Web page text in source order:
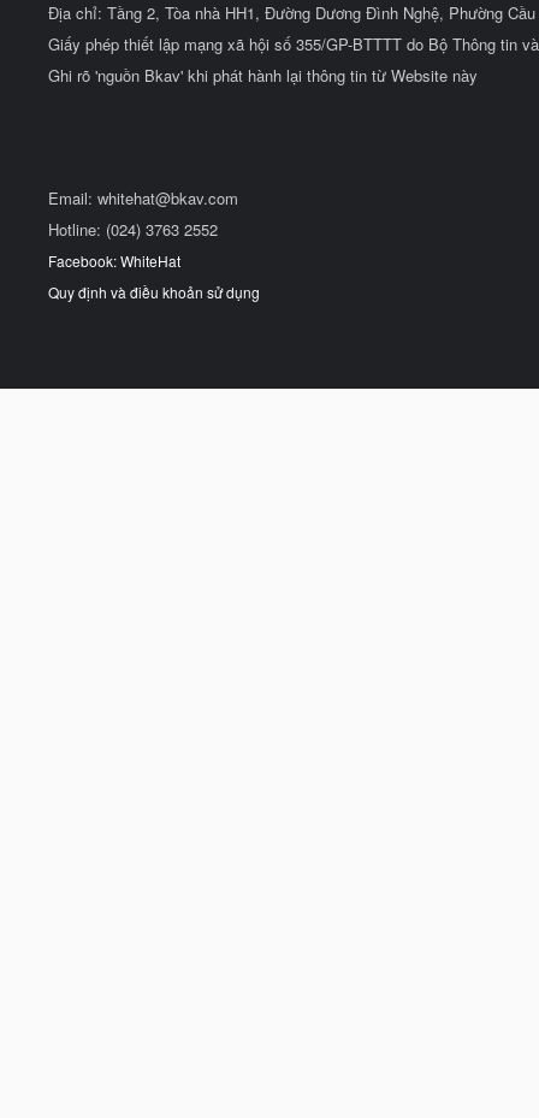
Địa chỉ: Tầng 2, Tòa nhà HH1, Đường Dương Đình Nghệ, Phường
Giấy phép thiết lập mạng xã hội số 355/GP-BTTTT do Bộ Thông tin
Ghi rõ 'nguồn Bkav' khi phát hành lại thông tin từ Website này
Email: whitehat@bkav.com
Hotline: (024) 3763 2552
Facebook: WhiteHat
Quy định và điều khoản sử dụng